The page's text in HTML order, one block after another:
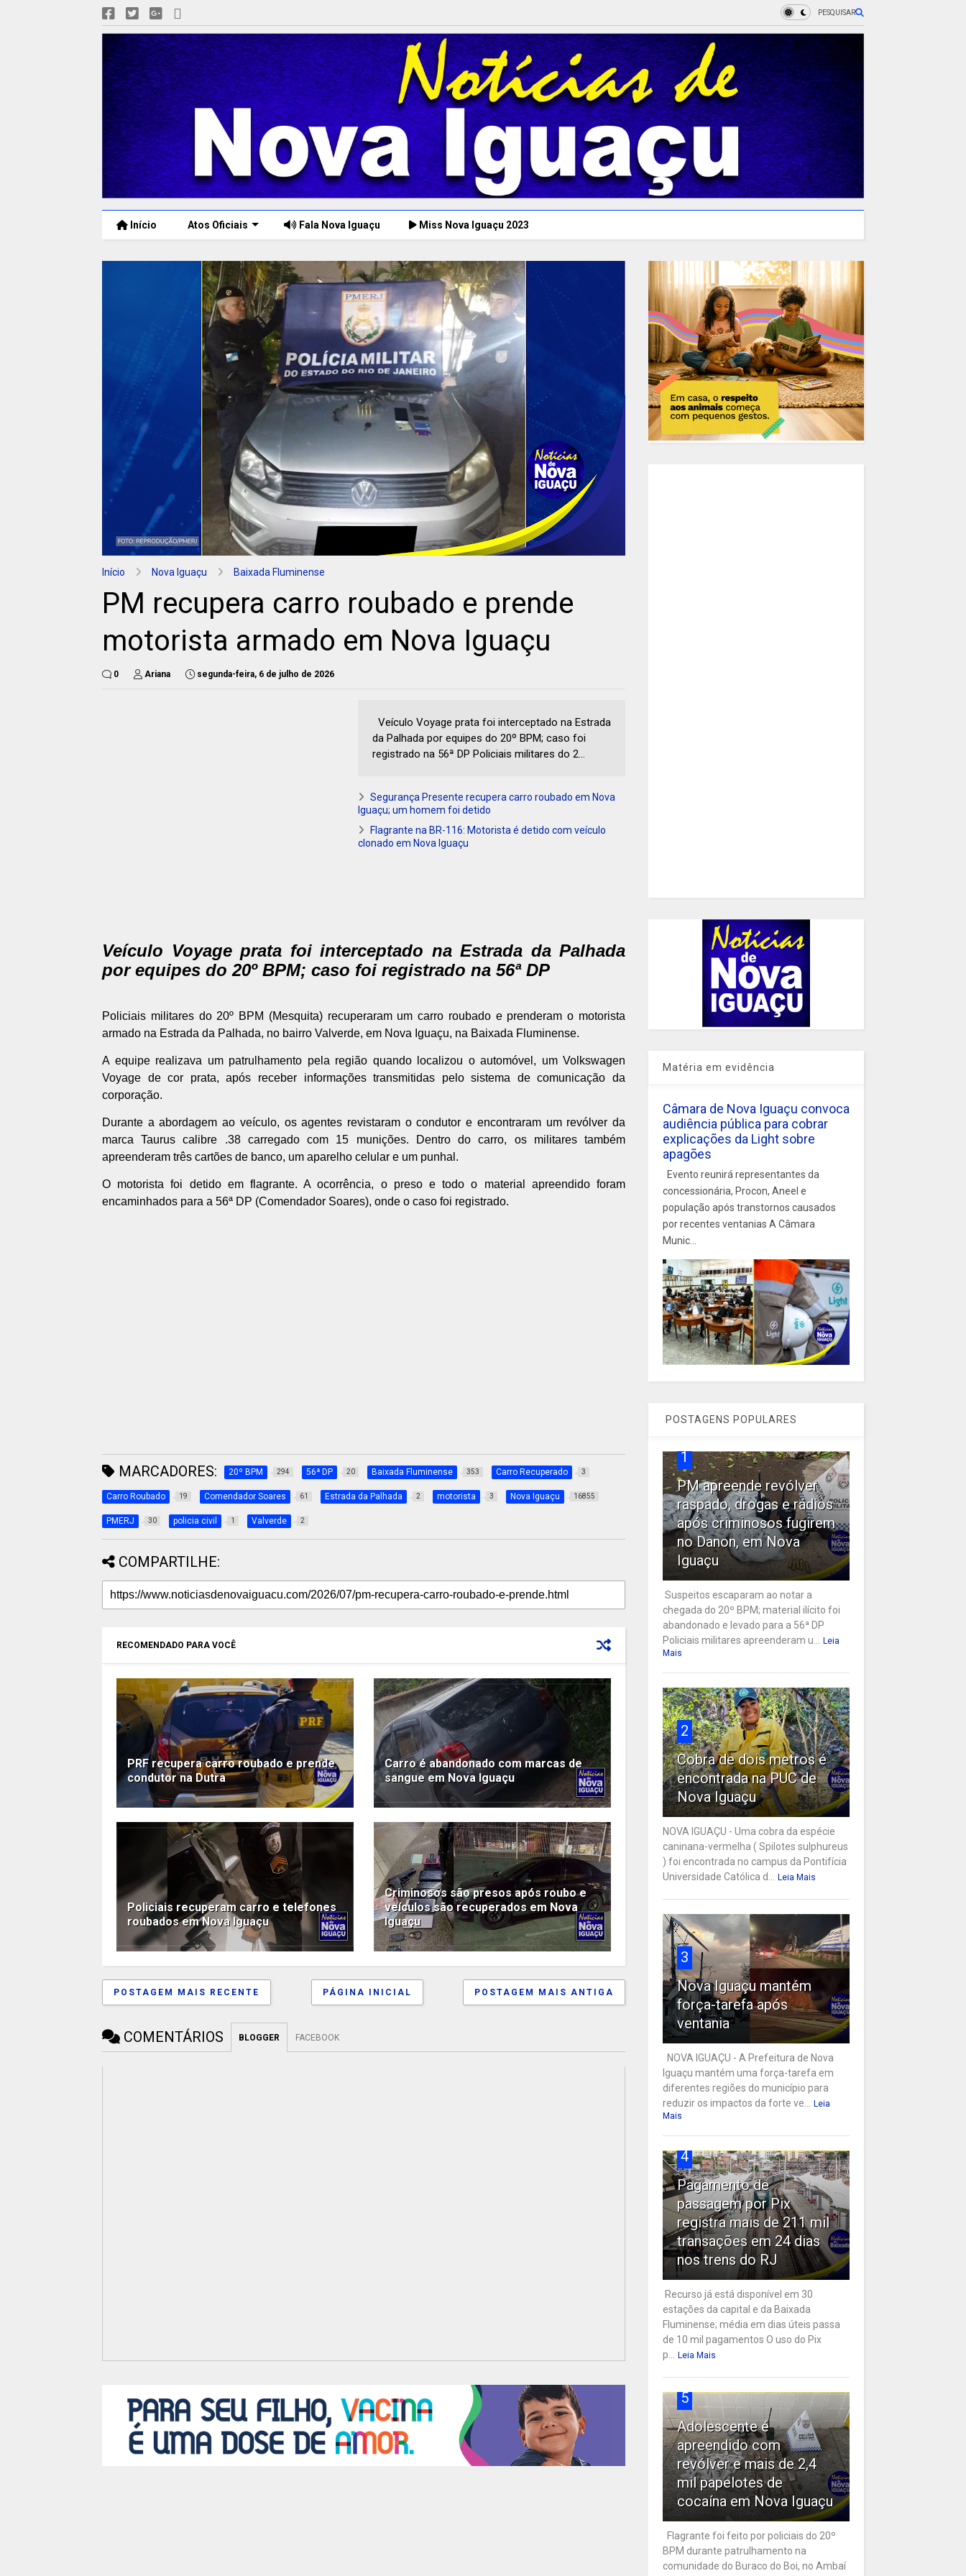
PESQUISAR
Início Atos Oficiais Fala Nova Iguaçu Miss Nova Iguaçu 2023
Início Nova Iguaçu Baixada Fluminense
PM recupera carro roubado e prende
motorista armado em Nova Iguaçu
0 Ariana segunda-feira, 6 de julho de 2026
Veículo Voyage prata foi interceptado na Estrada
da Palhada por equipes do 20º BPM; caso foi
registrado na 56ª DP Policiais militares do 2...
Segurança Presente recupera carro roubado em Nova
Iguaçu; um homem foi detido
Flagrante na BR-116: Motorista é detido com veículo
clonado em Nova Iguaçu
Veículo Voyage prata foi interceptado na Estrada da Palhada
por equipes do 20º BPM; caso foi registrado na 56ª DP
Policiais militares do 20º BPM (Mesquita) recuperaram um carro roubado e prenderam o motorista
armado na Estrada da Palhada, no bairro Valverde, em Nova Iguaçu, na Baixada Fluminense.
A equipe realizava um patrulhamento pela região quando localizou o automóvel, um Volkswagen
Voyage de cor prata, após receber informações transmitidas pelo sistema de comunicação da
corporação.
Durante a abordagem ao veículo, os agentes revistaram o condutor e encontraram um revólver da
marca Taurus calibre .38 carregado com 15 munições. Dentro do carro, os militares também
apreenderam três cartões de banco, um aparelho celular e um punhal.
O motorista foi detido em flagrante. A ocorrência, o preso e todo o material apreendido foram
encaminhados para a 56ª DP (Comendador Soares), onde o caso foi registrado.
MARCADORES: 20º BPM 294 56ª DP 20 Baixada Fluminense 353 Carro Recuperado 3
Carro Roubado 19 Comendador Soares 61 Estrada da Palhada 2 motorista 3 Nova Iguaçu 16855
PMERJ 30 policia civil 1 Valverde 2
COMPARTILHE:
RECOMENDADO PARA VOCÊ
PRF recupera carro roubado e prende
condutor na Dutra
Carro é abandonado com marcas de
sangue em Nova Iguaçu
Policiais recuperam carro e telefones
roubados em Nova Iguaçu
Criminosos são presos após roubo e
veículos são recuperados em Nova
Iguaçu
POSTAGEM MAIS RECENTE POSTAGEM MAIS ANTIGA
PÁGINA INICIAL
COMENTÁRIOS BLOGGER FACEBOOK
Matéria em evidência
Câmara de Nova Iguaçu convoca
audiência pública para cobrar
explicações da Light sobre
apagões
Evento reunirá representantes da
concessionária, Procon, Aneel e
população após transtornos causados
por recentes ventanias A Câmara
Munic...
POSTAGENS POPULARES
1
PM apreende revólver
raspado, drogas e rádios
após criminosos fugirem
no Danon, em Nova
Iguaçu
Suspeitos escaparam ao notar a
chegada do 20º BPM; material ilícito foi
abandonado e levado para a 56ª DP
Policiais militares apreenderam u...
Leia
Mais
2
Cobra de dois metros é
encontrada na PUC de
Nova Iguaçu
NOVA IGUAÇU - Uma cobra da espécie
caninana-vermelha ( Spilotes sulphureus
) foi encontrada no campus da Pontifícia
Universidade Católica d...
Leia Mais
3
Nova Iguaçu mantém
força-tarefa após
ventania
NOVA IGUAÇU - A Prefeitura de Nova
Iguaçu mantém uma força-tarefa em
diferentes regiões do município para
reduzir os impactos da forte ve...
Leia
Mais
4
Pagamento de
passagem por Pix
registra mais de 211 mil
transações em 24 dias
nos trens do RJ
Recurso já está disponível em 30
estações da capital e da Baixada
Fluminense; média em dias úteis passa
de 10 mil pagamentos O uso do Pix
p...
Leia Mais
5
Adolescente é
apreendido com
revólver e mais de 2,4
mil papelotes de
cocaína em Nova Iguaçu
Flagrante foi feito por policiais do 20º
BPM durante patrulhamento na
comunidade do Buraco do Boi, no Ambaí